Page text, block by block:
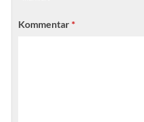
Kommentar*